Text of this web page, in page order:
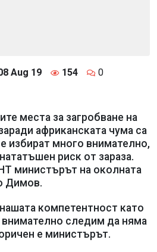
Aug 19 154 0
места за загробване на
африканската чума са
избират много внимателно,
риск от зараза.
министърът на околната
Димов.
компетентност като
следим да няма
е министърът.